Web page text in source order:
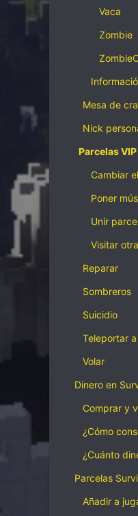
Vaca
Zombie
Mesa de
Nick
Parcelas VIP
Cambiar
Poner
Unir
Visitar
Reparar
Sombreros
Suicidio
Teleportar
Volar
Dinero en
Comprar y
¿Cómo
¿Cuánto
Parcelas
Añadir a